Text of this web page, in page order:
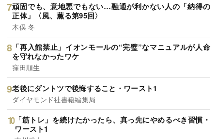
頑固でも、意地悪でもない…融通が利かない人の「納得の
正体」〈風、薫る第95回〉
木俣 冬
「再入館禁止」イオンモールの“完璧”なマニュアルが人命
を守れなかったワケ
窪田順生
老後にダントツで後悔すること・ワースト1
ダイヤモンド社書籍編集局
「筋トレ」を続けたかったら、真っ先にやめるべき習慣・
ワースト1